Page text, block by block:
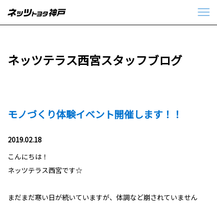
ネッツテラス西宮スタッフブログ
モノづくり体験イベント開催します！！
2019.02.18
こんにちは！
ネッツテラス西宮です☆
まだまだ寒い日が続いていますが、体調など崩されていません